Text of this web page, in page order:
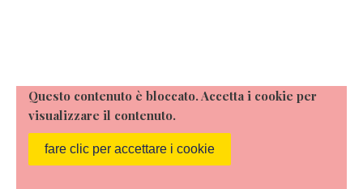
Questo contenuto è bloccato. Accetta i cookie per
visualizzare il contenuto.
fare clic per accettare i cookie